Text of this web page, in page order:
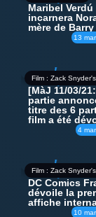
13
Maribel Verdú
incarnera
mère de Barry
Film : Zack
4
[MàJ 11/03/
partie
titre des 6
film a été
Film : Zack
10
DC Comics
dévoile la
affiche